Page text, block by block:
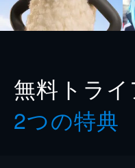
無料トラ
2つの特典